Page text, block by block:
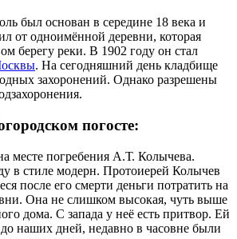
был основан в середине 18 века и
от одноимённой деревни, которая
берегу реки. В 1902 году он стал
. На сегодняшний день кладбище
захоронений. Однако разрешены
погосте:
месте погребения А.Т. Колычева.
в стиле модерн. Протоиерей Колычев
после его смерти деньги потратить на
Она не слишком высокая, чуть выше
дома. С запада у неё есть притвор. Ей
до наших дней, недавно в часовне были